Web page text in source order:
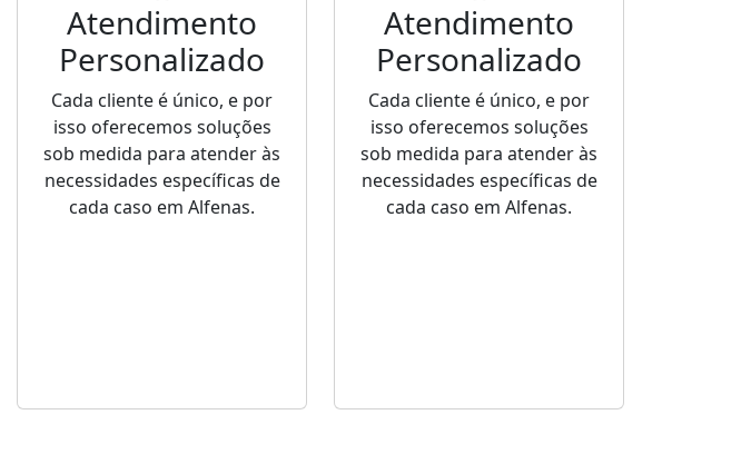
Atendimento
Personalizado
Cada cliente é único, e por
isso oferecemos soluções
sob medida para atender às
necessidades específicas de
cada caso em Alfenas.
Atendimento
Personalizado
Cada cliente é único, e por
isso oferecemos soluções
sob medida para atender às
necessidades específicas de
cada caso em Alfenas.